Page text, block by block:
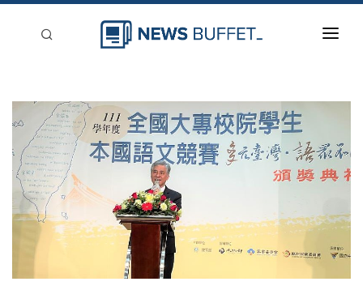
新聞稿分類
登入
刊登